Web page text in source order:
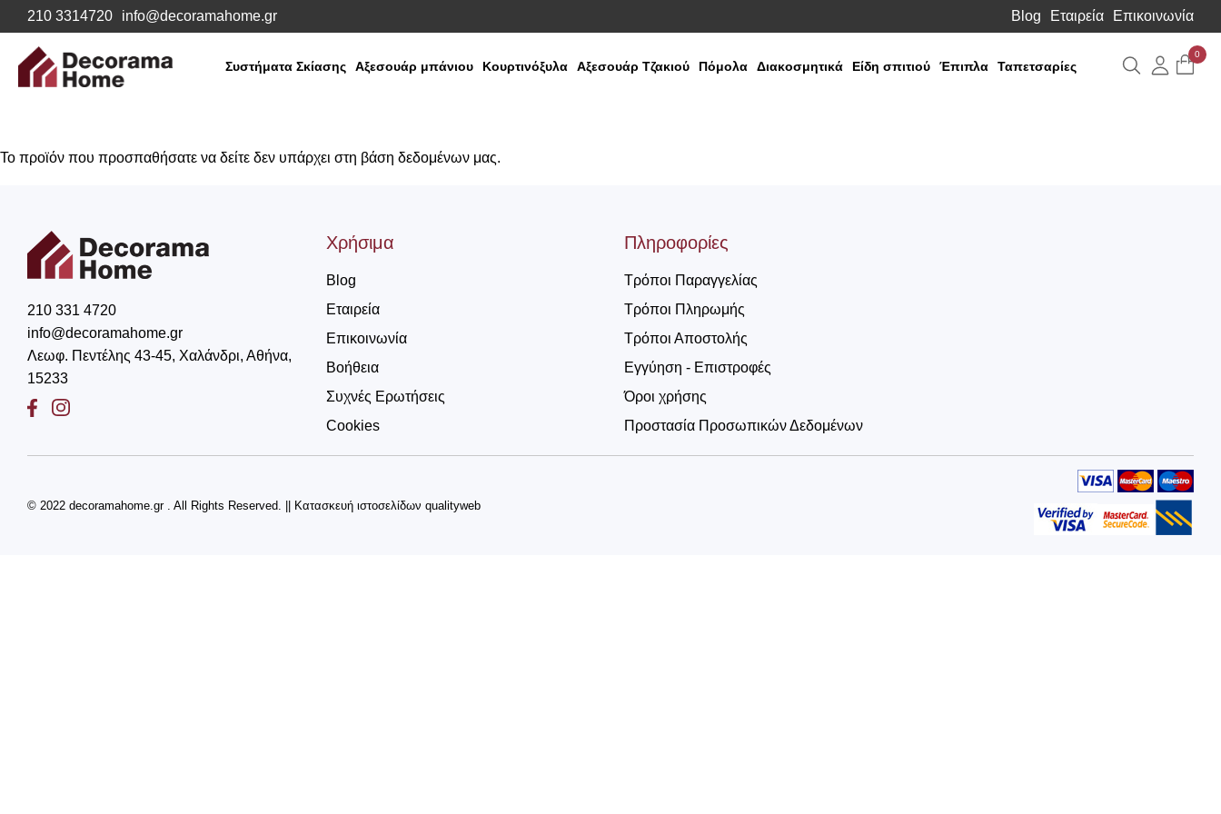
210 3314720 info@decoramahome.gr Blog Εταιρεία Επικοινωνία
Συστήματα Σκίασης Αξεσουάρ μπάνιου Κουρτινόξυλα Αξεσουάρ Τζακιού Πόμολα Διακοσμητικά Είδη σπιτιού Έπιπλα Ταπετσαρίες Αναζήτηση
0
Το προϊόν που προσπαθήσατε να δείτε δεν υπάρχει στη βάση δεδομένων μας.
210 331 4720
info@decoramahome.gr
Λεωφ. Πεντέλης 43-45, Χαλάνδρι, Αθήνα,
15233
FacebookInstagram
Χρήσιμα
Blog
Εταιρεία
Επικοινωνία
Βοήθεια
Συχνές Ερωτήσεις
Cookies
Πληροφορίες
Τρόποι Παραγγελίας
Τρόποι Πληρωμής
Τρόποι Αποστολής
Εγγύηση - Επιστροφές
Όροι χρήσης
Προστασία Προσωπικών Δεδομένων
© 2022 decoramahome.gr . All Rights Reserved. Κατασκευή ιστοσελίδων qualityweb